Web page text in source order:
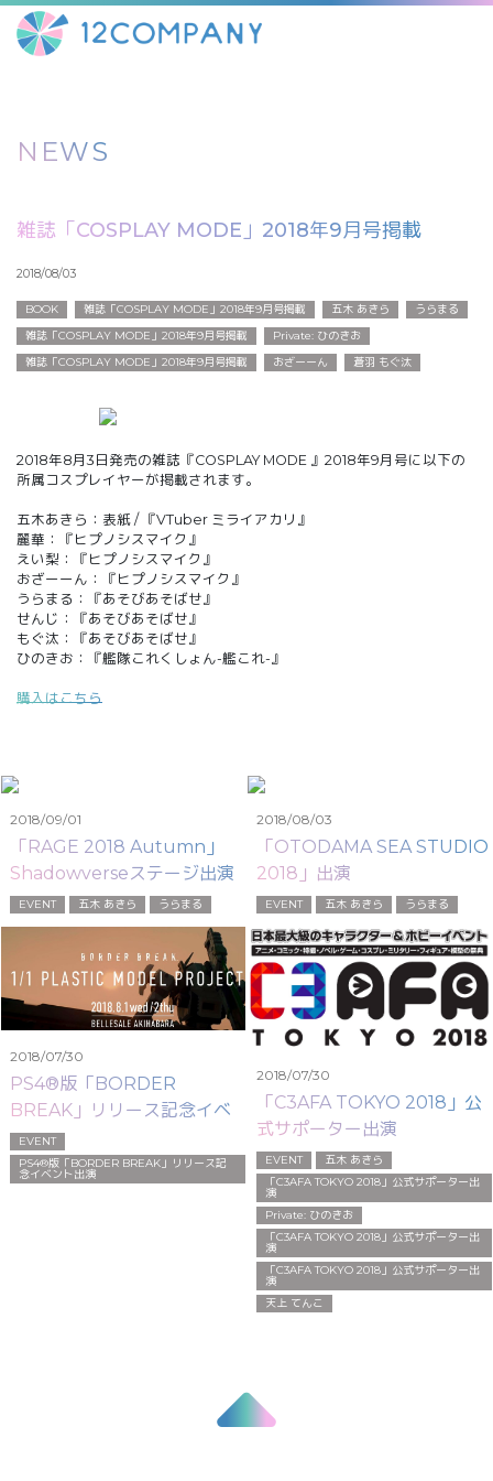
NEWS
雑誌「COSPLAY MODE」2018年9月号掲載
2018/08/03
BOOK 雑誌「COSPLAY MODE」2018年9月号掲載 五木 あきら
うらまる
雑誌「COSPLAY MODE」2018年9月号掲載
Private: ひのきお
雑誌「COSPLAY MODE」2018年9月号掲載
おざーーん 蒼羽 もぐ汰
2018年8月3日発売の雑誌『COSPLAY MODE 』2018年9月号に以下の
所属コスプレイヤーが掲載されます。
五木あきら：表紙 / 『VTuber ミライアカリ』
麗華：『ヒプノシスマイク』
えい梨：『ヒプノシスマイク』
おざーーん：『ヒプノシスマイク』
うらまる：『あそびあそばせ』
せんじ：『あそびあそばせ』
もぐ汰：『あそびあそばせ』
ひのきお：『艦隊これくしょん-艦これ-』
購入はこちら
2018/09/01
「RAGE 2018 Autumn」
Shadowverseステージ出演
EVENT 五木 あきら うらまる
2018/08/03
「OTODAMA SEA STUDIO
2018」出演
EVENT 五木 あきら うらまる
2018/07/30
PS4®版「BORDER
BREAK」リリース記念イベ
ント出演
EVENT
PS4®版「BORDER BREAK」リリース記
念イベント出演
2018/07/30
「C3AFA TOKYO 2018」公
式サポーター出演
EVENT
五木 あきら
「C3AFA TOKYO 2018」公式サポーター出
演
Private: ひのきお
「C3AFA TOKYO 2018」公式サポーター出
演
「C3AFA TOKYO 2018」公式サポーター出
演
天上 てんこ